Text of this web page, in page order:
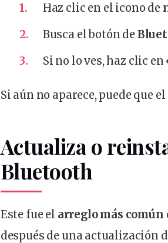
Haz clic en el icono de
Busca el botón de
Si no loves, haz clic en
Si aún no aparece, puede que el
Actualiza o
Bluetooth
Este fue el arreglo más común
después de una actualización